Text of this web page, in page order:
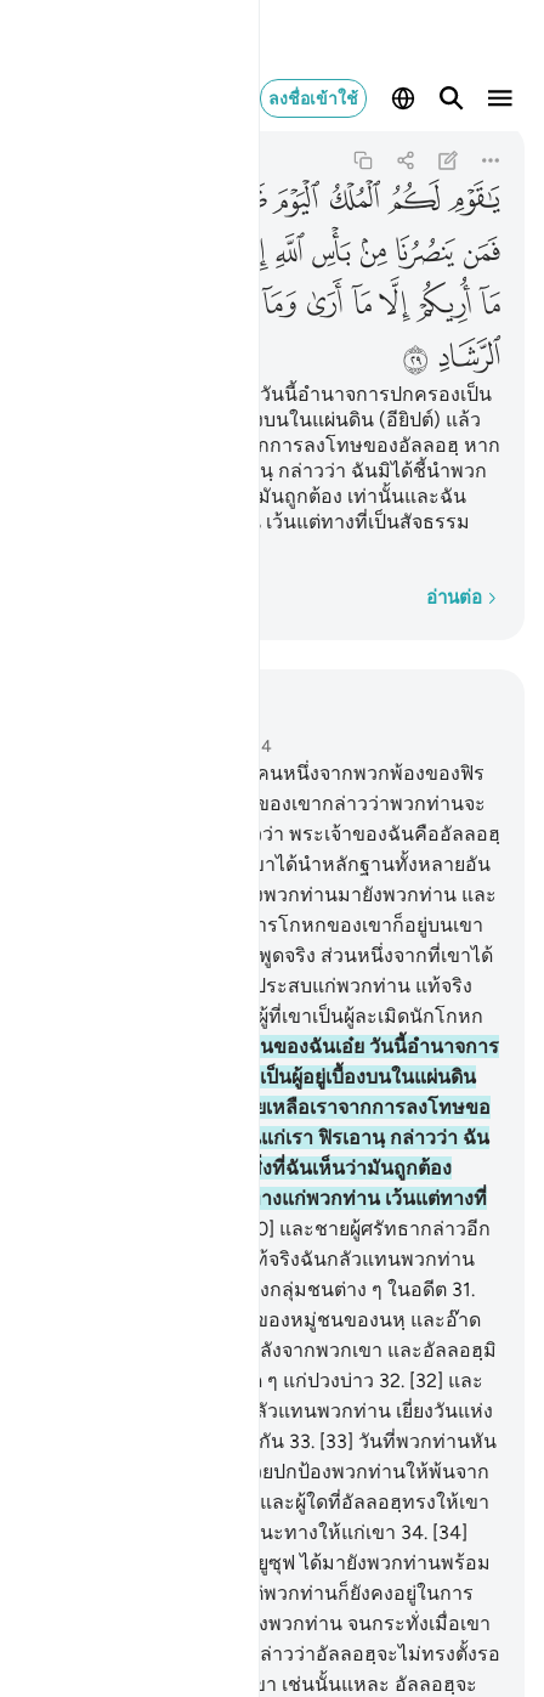
ลงชื่อเข้าใช้
ﲎﲏﲐ ﲑﲒ
ﲕﲖﲗﲘﲙﲚ
ﲟﲠﲡﲢﲣ ﲤ
ﲨ ﲩ
[29] โอ้ หมู่ชนของฉันเอ๋ย วันนี้อำนาจการปกครองเป็น
ของพวกท่าน เป็นผู้อยู่เบื้องบนในแผ่นดิน (อียิปต์) แล้ว
ใครเล่าจะช่วยเหลือเราจากการลงโทษของอัลลอฮฺ หาก
มันได้เกิดขึ้นแก่เรา ฟิรเอานฺ กล่าวว่า ฉันมิได้ชี้นำพวก
ท่าน เว้นแต่สิ่งที่ฉันเห็นว่ามันถูกต้อง เท่านั้นและฉัน
มิได้ชี้แนะทางแก่พวกท่าน เว้นแต่ทางที่เป็นสัจธรรม
อ่านต่อ
บท 40, หน้าหนังสือ 470, จุซ 24
[28] และชายผู้ศรัทธาคนหนึ่งจากพวกพ้องของฟิร
เอานฺ ซึ่งปกปิดการศรัทธาของเขากล่าวว่าพวกท่านจะ
ฆ่าชายคนหนึ่ง ที่เขากล่าวว่า พระเจ้าของฉันคืออัลลอฮฺ
กระนั้นหรือ และแน่นอนเขาได้นำหลักฐานทั้งหลายอัน
ชัดแจ้ง มาจากพระเจ้าของพวกท่านมายังพวกท่าน และ
หากว่าเขาเป็นคนโกหก การโกหกของเขาก็อยู่บนเขา
เอง และหากว่าเขาเป็นคนพูดจริง ส่วนหนึ่งจากที่เขาได้
สัญญาไว้กับพวกท่านก็จะประสบแก่พวกท่าน แท้จริง
อัลลอฮฺจะไม่ชี้แนะทางแก่ผู้ที่เขาเป็นผู้ละเมิดนักโกหก
[29] โอ้ หมู่ชนของฉันเอ๋ย วันนี้อำนาจการ
ปกครองเป็นของพวกท่าน เป็นผู้อยู่เบื้องบนในแผ่นดิน
(อียิปต์) แล้วใครเล่าจะช่วยเหลือเราจากการลงโทษขอ
งอัลลอฮฺ หากมันได้เกิดขึ้นแก่เรา ฟิรเอานฺ กล่าวว่า ฉัน
มิได้ชี้นำพวกท่าน เว้นแต่สิ่งที่ฉันเห็นว่ามันถูกต้อง
เท่านั้นและฉันมิได้ชี้แนะทางแก่พวกท่าน เว้นแต่ทางที่
[30] และชายผู้ศรัทธากล่าวอีก
ว่า โอ้หมู่ชนของฉันเอ๋ย แท้จริงฉันกลัวแทนพวกท่าน
เยี่ยงวันแห่งการลงโทษของกลุ่มชนต่าง ๆ ในอดีต 31.
[31] เยี่ยงกับเคราะห์กรรมของหมู่ชนของนหฺ และอ๊าด
และซะมูด และกับหมู่ชนหลังจากพวกเขา และอัลลอฮฺมิ
ทรงประสงค์การอธรรมใด ๆ แก่ปวงบ่าว 32. [32] และ
โอ้หมู่ชนของฉันเอ๋ย ฉันกลัวแทนพวกท่าน เยี่ยงวันแห่ง
การร้องเรียกหาซึ่งกันและกัน 33. [33] วันที่พวกท่านหัน
หลังกลับหนี ไม่มีผู้ใดจะช่วยปกป้องพวกท่านให้พ้นจาก
การลงโทษของอัลลอฮฺได้ และผู้ใดที่อัลลอฮฺทรงให้เขา
หลงทางแล้ว ก็จะไม่มีผู้ชี้แนะทางให้แก่เขา 34. [34]
และโดยแน่นอน แต่ก่อนนี้ยูซุฟ ได้มายังพวกท่านพร้อม
ด้วยหลักฐานอันชัดแจ้ง แต่พวกท่านก็ยังคงอยู่ในการ
สงสัยในสิ่งที่เขาได้นำมายังพวกท่าน จนกระทั่งเมื่อเขา
ได้ตายไปแล้ว พวกท่านก็กล่าวว่าอัลลอฮฺจะไม่ทรงตั้งรอ
ซูลคนใดอีกแล้วหลังจากเขา เช่นนั้นแหละ อัลลอฮฺจะ